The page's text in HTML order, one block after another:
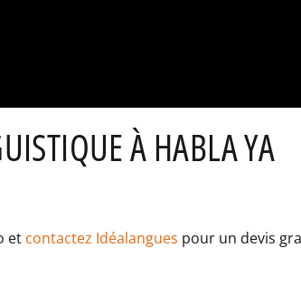
À HABLA YA
et contactez Idéalangues pour un devis